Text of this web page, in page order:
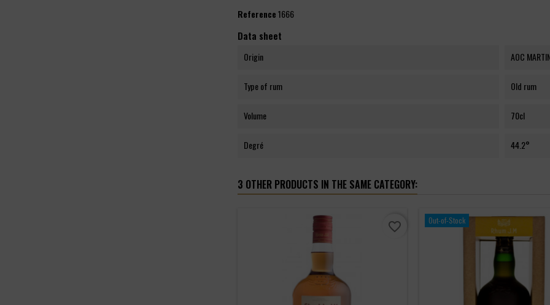
Reference1666
Data sheet
Origin AOC
Type of rum Old rum
Volume 70cl
Degré 44.2°
3 OTHER PRODUCTS IN THE SAME CATEGORY:
favorite_border Out-of-Stock